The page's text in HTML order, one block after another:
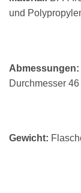
und
Abmessungen:
Durchmesser 46
Gewicht: